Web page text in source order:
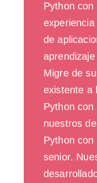
Python con
de
Migre de
existente a
Python con
nuestros
Python con
senior.